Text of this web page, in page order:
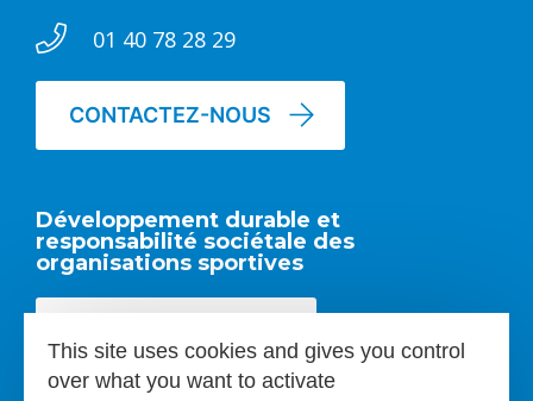
01 40 78 28 29
CONTACTEZ-NOUS
Développement durable et
responsabilité sociétale des
organisations sportives
This site uses cookies and gives you control
over what you want to activate